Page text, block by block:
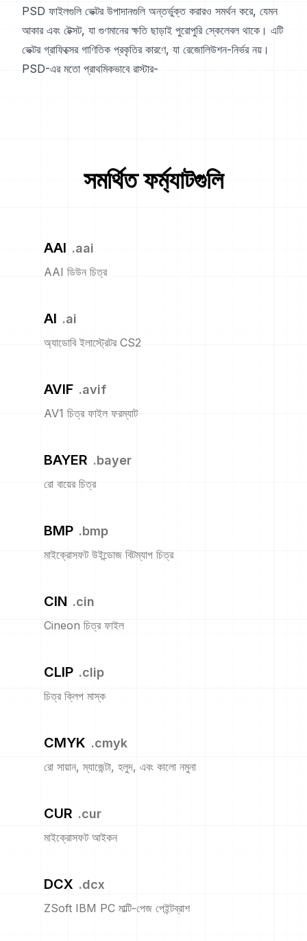
PSD ফাইলগুলি ভেক্টর উপাদানগুলি অন্তর্ভুক্ত করারও সমর্থন করে, যেমন
আকার এবং টেক্সট, যা গুণমানের ক্ষতি ছাড়াই পুরোপুরি স্কেলেবল থাকে। এটি
ভেক্টর গ্রাফিক্সের গাণিতিক প্রকৃতির কারণে, যা রেজোলিউশন-নির্ভর নয়।
PSD-এর মতো প্রাথমিকভাবে রাস্টার-
সমর্থিত ফর্ম্যাটগুলি
AAI .aai
AAI ডিউন চিত্র
AI .ai
অ্যাডোবি ইলাস্ট্রেটর CS2
AVIF .avif
AV1 চিত্র ফাইল ফরম্যাট
BAYER .bayer
রো বায়ের চিত্র
BMP .bmp
মাইক্রোসফট উইন্ডোজ বিটম্যাপ চিত্র
CIN .cin
Cineon চিত্র ফাইল
CLIP .clip
চিত্র ক্লিপ মাস্ক
CMYK .cmyk
রো সায়ান, ম্যাজেন্টা, হলুদ, এবং কালো নমুনা
CUR .cur
মাইক্রোসফট আইকন
DCX .dcx
ZSoft IBM PC মাল্টি-পেজ পেইন্টব্রাশ